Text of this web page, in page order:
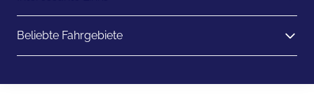
Beliebte Fahrgebiete